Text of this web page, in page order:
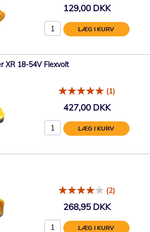
129,00 DKK
LÆG I KURV
XR 18-54V Flexvolt
(1)
427,00 DKK
LÆG I KURV
(2)
268,95 DKK
LÆG I KURV